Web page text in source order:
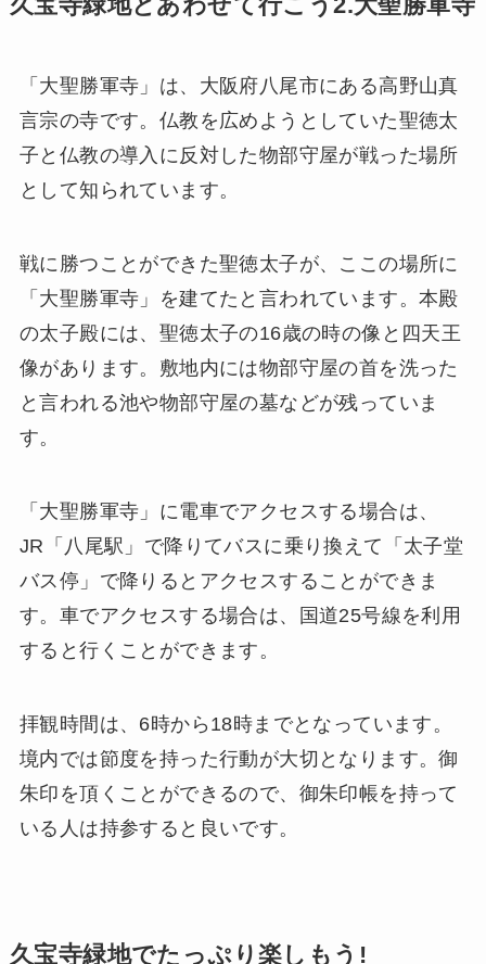
久宝寺緑地とあわせて行こう2.大聖勝軍寺
「大聖勝軍寺」は、大阪府八尾市にある高野山真
言宗の寺です。仏教を広めようとしていた聖徳太
子と仏教の導入に反対した物部守屋が戦った場所
として知られています。
戦に勝つことができた聖徳太子が、ここの場所に
「大聖勝軍寺」を建てたと言われています。本殿
の太子殿には、聖徳太子の16歳の時の像と四天王
像があります。敷地内には物部守屋の首を洗った
と言われる池や物部守屋の墓などが残っていま
す。
「大聖勝軍寺」に電車でアクセスする場合は、
JR「八尾駅」で降りてバスに乗り換えて「太子堂
バス停」で降りるとアクセスすることができま
す。車でアクセスする場合は、国道25号線を利用
すると行くことができます。
拝観時間は、6時から18時までとなっています。
境内では節度を持った行動が大切となります。御
朱印を頂くことができるので、御朱印帳を持って
いる人は持参すると良いです。
久宝寺緑地でたっぷり楽しもう!